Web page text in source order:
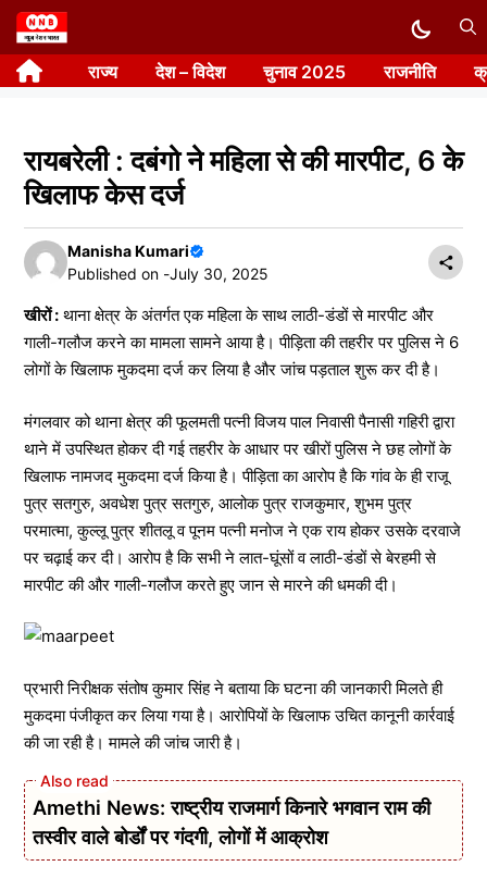
Skip
to
content राज्य देश – विदेश चुनाव 2025 राजनीति
रायबरेली : दबंगो ने महिला से की मारपीट, 6 के
खिलाफ केस दर्ज
Manisha Kumari
Published on -July 30, 2025
खीरों : थाना क्षेत्र के अंतर्गत एक महिला के साथ लाठी-डंडों से मारपीट और
गाली-गलौज करने का मामला सामने आया है। पीड़िता की तहरीर पर पुलिस ने 6
लोगों के खिलाफ मुकदमा दर्ज कर लिया है और जांच पड़ताल शुरू कर दी है।
मंगलवार को थाना क्षेत्र की फूलमती पत्नी विजय पाल निवासी पैनासी गहिरी द्वारा
थाने में उपस्थित होकर दी गई तहरीर के आधार पर खीरों पुलिस ने छह लोगों के
खिलाफ नामजद मुकदमा दर्ज किया है। पीड़िता का आरोप है कि गांव के ही राजू
पुत्र सतगुरु, अवधेश पुत्र सतगुरु, आलोक पुत्र राजकुमार, शुभम पुत्र
परमात्मा, कुल्लू पुत्र शीतलू व पूनम पत्नी मनोज ने एक राय होकर उसके दरवाजे
पर चढ़ाई कर दी। आरोप है कि सभी ने लात-घूंसों व लाठी-डंडों से बेरहमी से
मारपीट की और गाली-गलौज करते हुए जान से मारने की धमकी दी।
प्रभारी निरीक्षक संतोष कुमार सिंह ने बताया कि घटना की जानकारी मिलते ही
मुकदमा पंजीकृत कर लिया गया है। आरोपियों के खिलाफ उचित कानूनी कार्रवाई
की जा रही है। मामले की जांच जारी है।
Amethi News: राष्ट्रीय राजमार्ग किनारे भगवान राम की
तस्वीर वाले बोर्डों पर गंदगी, लोगों में आक्रोश